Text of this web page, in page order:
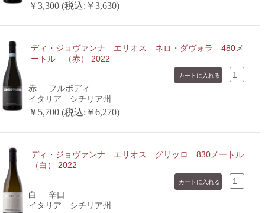
￥3,300 (税込:￥3,630)
ディ・ジョヴァンナ エリオス ネロ・ダヴォラ 480メ
ートル （赤） 2022
赤
フルボディ
イタリア シチリア州
￥5,700 (税込:￥6,270)
ディ・ジョヴァンナ エリオス グリッロ 830メートル
（白） 2022
白
辛口
イタリア シチリア州